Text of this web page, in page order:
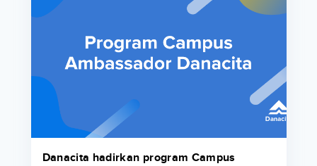
Danacita hadirkan program Campus